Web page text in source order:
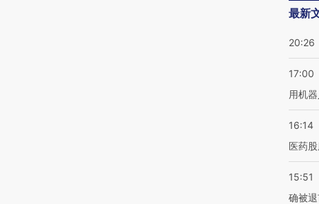
最新
20:26
17:00
用机器
16:14
医药
15:51
确被